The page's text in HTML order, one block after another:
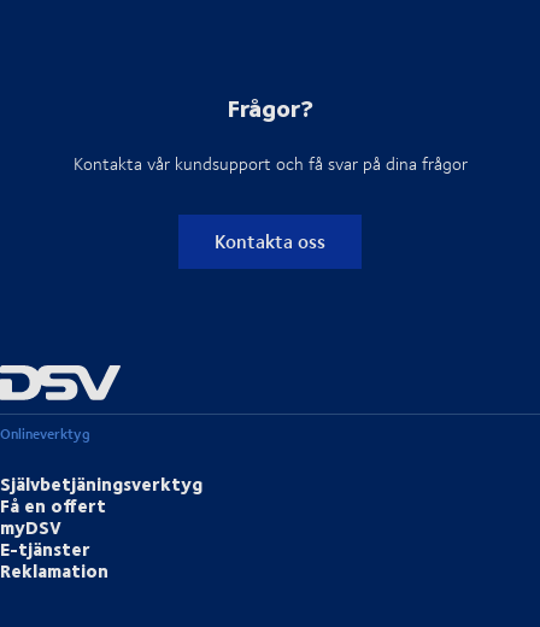
Frågor?
Kontakta vår kundsupport och få svar på dina frågor
Kontakta oss
Onlineverktyg
Självbetjäningsverktyg
Få en offert
myDSV
E-tjänster
Reklamation